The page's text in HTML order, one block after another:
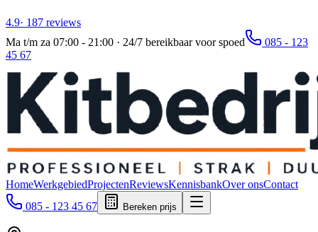
4.9· 187 reviews
Ma t/m za 07:00 - 21:00 · 24/7 bereikbaar voor spoed
085 - 123
45 67
HomeWerkgebiedProjectenReviewsKennisbankOver onsContact
085 - 123 45 67
Bereken prijs